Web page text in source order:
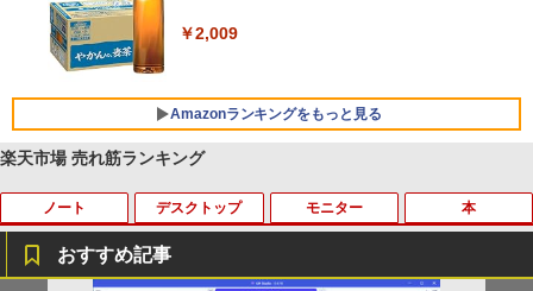
Xiaomi シャオミ REDMI Buds 8 Lite ワイヤ
￥3,480
￥2,009
Amazonランキングをもっと見る
薬屋のひとりごと 17巻 (デジタル版ビッグガ
ンガンコミックス)
￥770
楽天市場 売れ筋ランキング
ノート デスクトップ モニター 本
おすすめ記事